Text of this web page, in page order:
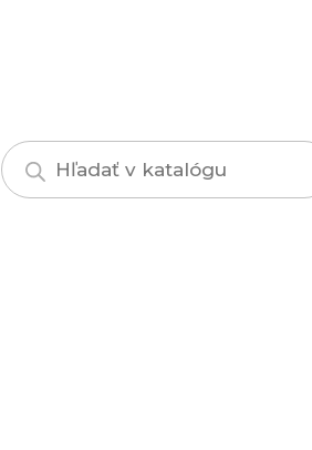
Products
search